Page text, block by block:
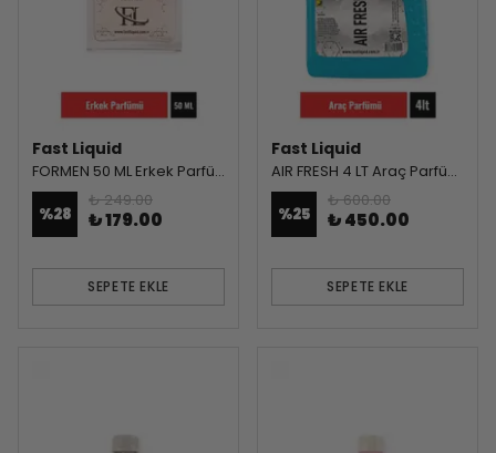
Fast Liquid
FORMEN 50 ML Erkek Parfümü
%28
₺ 249.00
₺ 179.00
SEPETE EKLE
Fast Liquid
AIR FRESH 4 LT Araç Parfümü
%25
₺ 600.00
₺ 450.00
SEPETE EKLE